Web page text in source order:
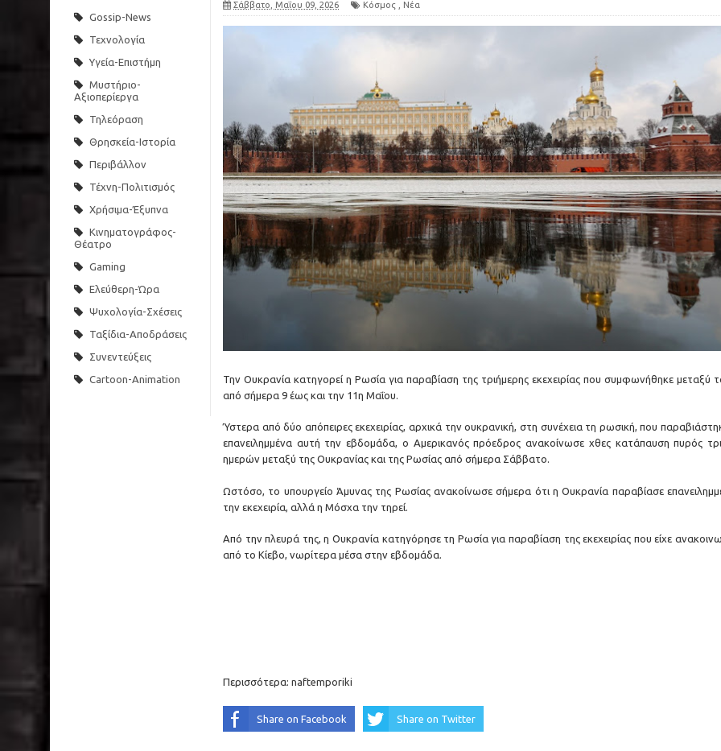
Gossip-News
Τεχνολογία
Υγεία-Επιστήμη
Μυστήριο-
Αξιοπερίεργα
Τηλεόραση
Θρησκεία-Ιστορία
Περιβάλλον
Τέχνη-Πολιτισμός
Χρήσιμα-Έξυπνα
Κινηματογράφος-
Θέατρο
Gaming
Ελεύθερη-Ώρα
Ψυχολογία-Σχέσεις
Ταξίδια-Αποδράσεις
Συνεντεύξεις
Cartoon-Animation
Σάββατο, Μαΐου 09, 2026 Κόσμος Νέα
Την Ουκρανία κατηγορεί η Ρωσία για παραβίαση της τριήμερης εκεχειρίας που συμφωνήθηκε μεταξύ
από σήμερα 9 έως και την 11η Μαΐου.
Ύστερα από δύο απόπειρες εκεχειρίας, αρχικά την ουκρανική, στη συνέχεια τη ρωσική, που
επανειλημμένα αυτή την εβδομάδα, ο Αμερικανός πρόεδρος ανακοίνωσε χθες κατάπαυση πυρός
ημερών μεταξύ της Ουκρανίας και της Ρωσίας από σήμερα Σάββατο.
Ωστόσο, το υπουργείο Άμυνας της Ρωσίας ανακοίνωσε σήμερα ότι η Ουκρανία παραβίασε
την εκεχειρία, αλλά η Μόσχα την τηρεί.
Από την πλευρά της, η Ουκρανία κατηγόρησε τη Ρωσία για παραβίαση της εκεχειρίας που είχε
από το Κίεβο, νωρίτερα μέσα στην εβδομάδα.
Περισσότερα: naftemporiki
Share on Facebook Share on Twitter